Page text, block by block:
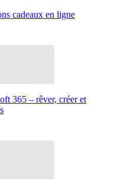
cadeaux en ligne
365 – rêver, créer et